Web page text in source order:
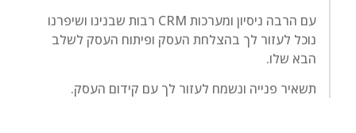
עם הרבה ניסיון ומערכות CRM רבות שבנינו ושיפרנו
נוכל לעזור לך בהצלחת העסק ופיתוח העסק לשלב
הבא שלו.
תשאיר פנייה ונשמח לעזור לך עם קידום העסק.